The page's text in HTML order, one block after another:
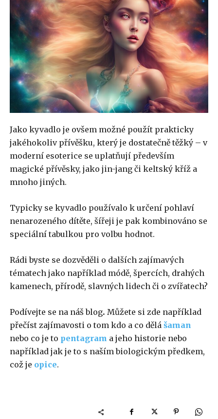
Jako kyvadlo je ovšem možné použít prakticky
jakéhokoliv přívěšku, který je dostatečně těžký – v
moderní esoterice se uplatňují především
magické přívěsky, jako jin-jang či keltský kříž a
mnoho jiných.
Typicky se kyvadlo používalo k určení pohlaví
nenarozeného dítěte, šířeji je pak kombinováno se
speciální tabulkou pro volbu hodnot.
Rádi byste se dozvěděli o dalších zajímavých
tématech jako například módě, špercích, drahých
kamenech, přírodě, slavných lidech či o zvířatech?
Podívejte se na náš blog. Můžete si zde například
přečíst zajímavosti o tom kdo a co dělá šaman
nebo co je to pentagram a jeho historie nebo
například jak je to s naším biologickým předkem,
což je opice.